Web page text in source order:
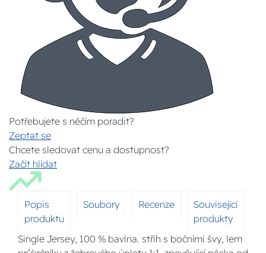
Potřebujete s něčím poradit?
Zeptat se
Chcete sledovat cenu a dostupnost?
Začít hlídat
Popis
produktu
Soubory Recenze
Související
produkty
Single Jersey, 100 % bavlna. střih s bočními švy, lem